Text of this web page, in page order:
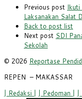
Previous post Ikuti
Laksanakan Salat
Back to post list
Next post SDI
Sekolah
© 2026 Reportase
REPEN – MAKASSAR
| Redaksi | | Pedoman | |